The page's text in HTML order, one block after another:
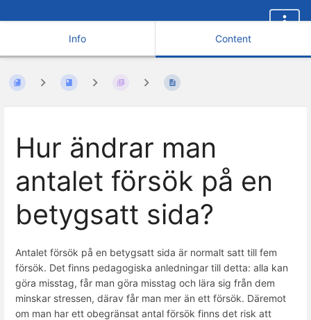
Info Content
Hur ändrar man
antalet försök på en
betygsatt sida?
Antalet försök på en betygsatt sida är normalt satt till fem
försök. Det finns pedagogiska anledningar till detta: alla kan
göra misstag, får man göra misstag och lära sig från dem
minskar stressen, därav får man mer än ett försök. Däremot
om man har ett obegränsat antal försök finns det risk att